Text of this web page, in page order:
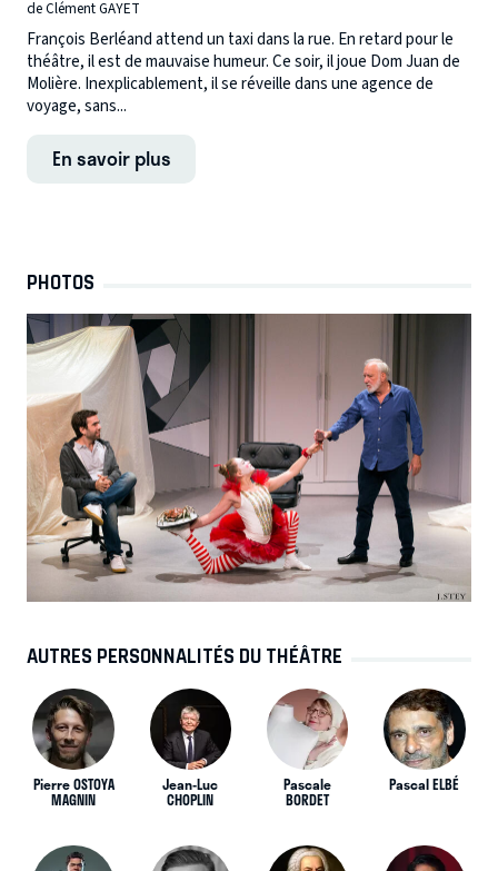
de Clément GAYET
François Berléand attend un taxi dans la rue. En retard pour le
théâtre, il est de mauvaise humeur. Ce soir, il joue Dom Juan de
Molière. Inexplicablement, il se réveille dans une agence de
voyage, sans...
En savoir plus
PHOTOS
AUTRES PERSONNALITÉS DU THÉÂTRE
Pierre OSTOYA
MAGNIN
Jean-Luc
CHOPLIN
Pascale
BORDET
Pascal ELBÉ